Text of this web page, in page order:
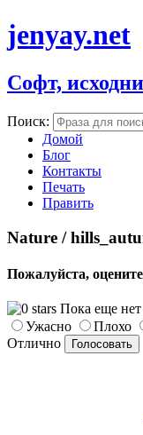
jenyay.net
Софт,
Поиск:
Домой
Блог
Контакты
Печать
Править
Nature /
Пожалуйста,
Пока еще
Ужасно
Плохо
Отлично